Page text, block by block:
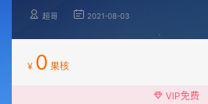
超哥 2021-08-03
¥ 0 果核
VIP免费